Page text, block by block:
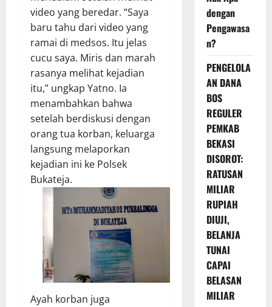
video yang beredar. “Saya
baru tahu dari video yang
ramai di medsos. Itu jelas
cucu saya. Miris dan marah
rasanya melihat kejadian
itu,” ungkap Yatno. Ia
menambahkan bahwa
setelah berdiskusi dengan
orang tua korban, keluarga
langsung melaporkan
kejadian ini ke Polsek
Bukateja.
Ayah korban juga
dengan
Pengawasa
n?
PENGELOLA
AN DANA
BOS
REGULER
PEMKAB
BEKASI
DISOROT:
RATUSAN
MILIAR
RUPIAH
DIUJI,
BELANJA
TUNAI
CAPAI
BELASAN
MILIAR